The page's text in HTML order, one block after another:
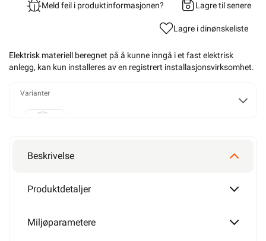
Meld feil i produktinformasjonen? Lagre til senere
Lagre i dinønskeliste
Elektrisk materiell beregnet på å kunne inngå i et fast elektrisk
anlegg, kan kun installeres av en registrert installasjonsvirksomhet.
Varianter
T40
Beskrivelse
Produktdetaljer
Miljøparametere